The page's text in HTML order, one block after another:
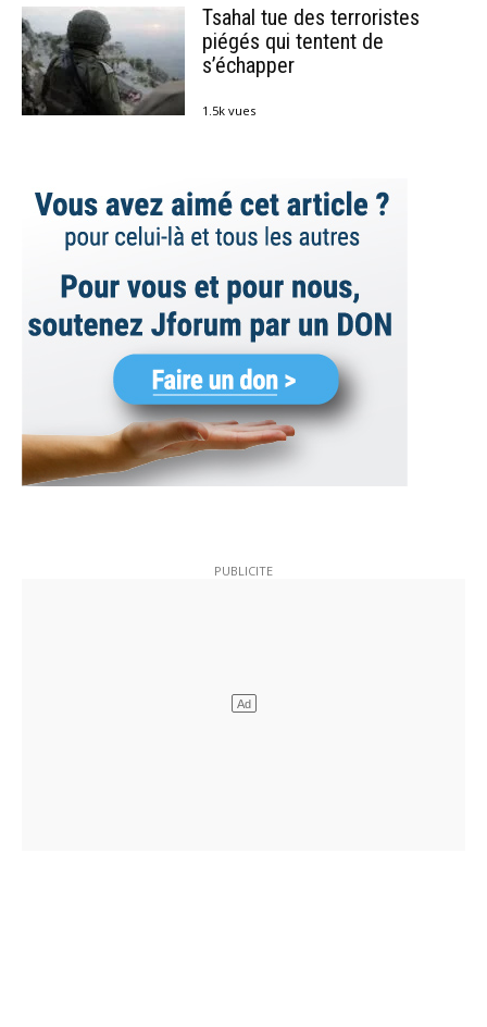
Tsahal tue des terroristes
piégés qui tentent de
s’échapper
1.5k vues